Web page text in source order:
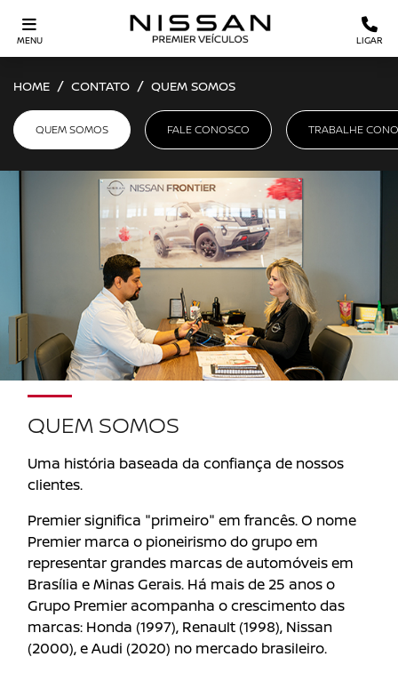
MENU LIGAR
HOME CONTATO QUEM SOMOS
QUEM SOMOS FALE CONOSCO TRABALHE
QUEM SOMOS
Uma história baseada da confiança de nossos
clientes.
Premier significa "primeiro" em francês. O nome
Premier marca o pioneirismo do grupo em
representar grandes marcas de automóveis em
Brasília e Minas Gerais. Há mais de 25 anos o
Grupo Premier acompanha o crescimento das
marcas: Honda (1997), Renault (1998), Nissan
(2000), e Audi (2020) no mercado brasileiro.